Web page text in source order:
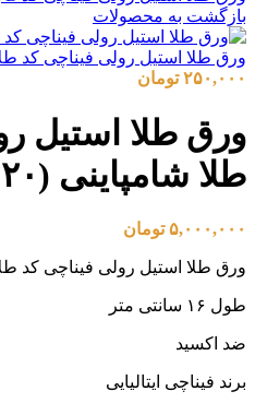
بازگشت به محصولات
ورق طلا استیل رولی فیناچی کد طلا
۲۵۰,۰۰۰ تومان
ورق طلا استیل
طلا شامپاینی (۱۲۰ متری)
۵,۰۰۰,۰۰۰ تومان
ورق طلا استیل رولی فیناچی کد طلا
طول ۱۶ سانتی متر
ضد اکسید
برند فیناچی ایتالیایی